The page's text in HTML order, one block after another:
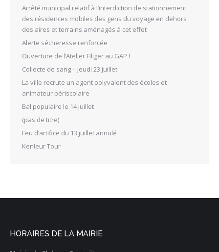
Arrêté municipal relatif à l’interdiction de stationnement
des résidences mobiles des gens du voyage en dehors
des aires et terrains aménagés à cet effet
Alerte sécheresse renforcée
Ouverture de l’Atelier Filiger au GAP !
Collecte de sang – jeudi 23 juillet
La ville recrute un agent polyvalent des écoles et
animateur périscolaire
Bal populaire le 14 juillet
(pas de titre)
Feu d’artifice du 13 juillet annulé
Kenleur Tour
HORAIRES DE LA MAIRIE